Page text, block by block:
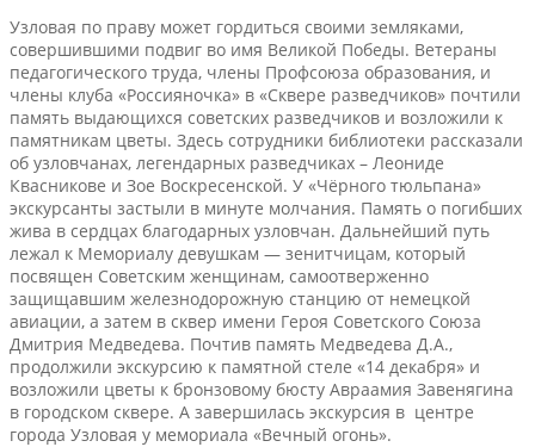
Узловая по праву может гордиться своими земляками,
совершившими подвиг во имя Великой Победы. Ветераны
педагогического труда, члены Профсоюза образования, и
члены клуба «Россияночка» в «Сквере разведчиков» почтили
память выдающихся советских разведчиков и возложили к
памятникам цветы. Здесь сотрудники библиотеки рассказали
об узловчанах, легендарных разведчиках – Леониде
Квасникове и Зое Воскресенской. У «Чёрного тюльпана»
экскурсанты застыли в минуте молчания. Память о погибших
жива в сердцах благодарных узловчан. Дальнейший путь
лежал к Мемориалу девушкам — зенитчицам, который
посвящен Советским женщинам, самоотверженно
защищавшим железнодорожную станцию от немецкой
авиации, а затем в сквер имени Героя Советского Союза
Дмитрия Медведева. Почтив память Медведева Д.А.,
продолжили экскурсию к памятной стеле «14 декабря» и
возложили цветы к бронзовому бюсту Авраамия Завенягина
в городском сквере. А завершилась экскурсия в центре
города Узловая у мемориала «Вечный огонь».